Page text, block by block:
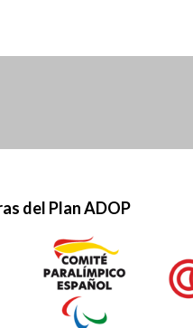
del Plan ADOP